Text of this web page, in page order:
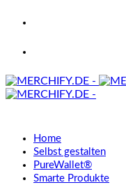
Home
Selbst gestalten
PureWallet®
Smarte Produkte